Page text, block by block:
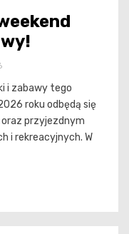
i zabawy tego
roku odbędą się
przyjezdnym
i rekreacyjnych. W